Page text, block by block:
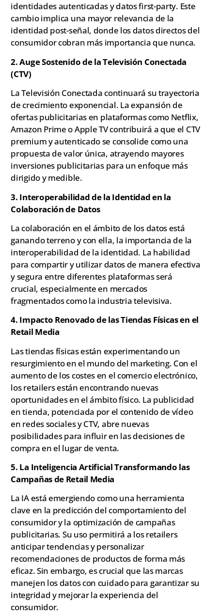
identidades autenticadas y datos first-party. Este
cambio implica una mayor relevancia de la
identidad post-señal, donde los datos directos del
consumidor cobran más importancia que nunca.
2. Auge Sostenido de la Televisión Conectada
(CTV)
La Televisión Conectada continuará su trayectoria
de crecimiento exponencial. La expansión de
ofertas publicitarias en plataformas como Netflix,
Amazon Prime o Apple TV contribuirá a que el CTV
premium y autenticado se consolide como una
propuesta de valor única, atrayendo mayores
inversiones publicitarias para un enfoque más
dirigido y medible.
3. Interoperabilidad de la Identidad en la
Colaboración de Datos
La colaboración en el ámbito de los datos está
ganando terreno y con ella, la importancia de la
interoperabilidad de la identidad. La habilidad
para compartir y utilizar datos de manera efectiva
y segura entre diferentes plataformas será
crucial, especialmente en mercados
fragmentados como la industria televisiva.
4. Impacto Renovado de las Tiendas Físicas en el
Retail Media
Las tiendas físicas están experimentando un
resurgimiento en el mundo del marketing. Con el
aumento de los costes en el comercio electrónico,
los retailers están encontrando nuevas
oportunidades en el ámbito físico. La publicidad
en tienda, potenciada por el contenido de vídeo
en redes sociales y CTV, abre nuevas
posibilidades para influir en las decisiones de
compra en el lugar de venta.
5. La Inteligencia Artificial Transformando las
Campañas de Retail Media
La IA está emergiendo como una herramienta
clave en la predicción del comportamiento del
consumidor y la optimización de campañas
publicitarias. Su uso permitirá a los retailers
anticipar tendencias y personalizar
recomendaciones de productos de forma más
eficaz. Sin embargo, es crucial que las marcas
manejen los datos con cuidado para garantizar su
integridad y mejorar la experiencia del
consumidor.